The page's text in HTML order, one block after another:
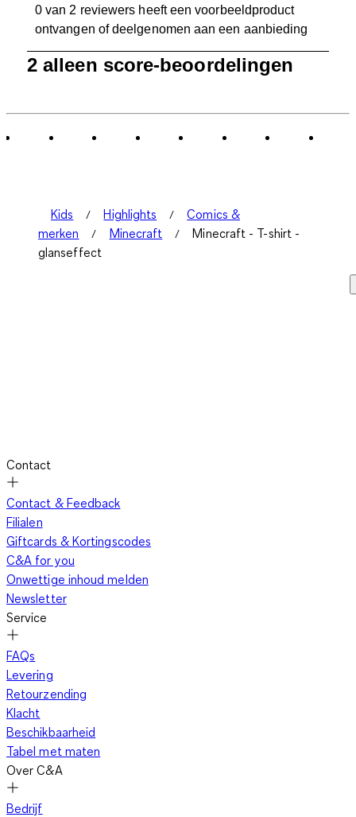
0 van 2 reviewers heeft een voorbeeldproduct
ontvangen of deelgenomen aan een aanbieding
van
2 alleen score-beoordelingen
Kids Highlights
Comics &
merken
Minecraft
Minecraft - T-shirt -
glanseffect
Contact
Contact & Feedback
Filialen
Giftcards & Kortingscodes
C&A for you
Onwettige inhoud melden
Newsletter
Service
FAQs
Levering
Retourzending
Klacht
Beschikbaarheid
Tabel met maten
Over C&A
Bedrijf